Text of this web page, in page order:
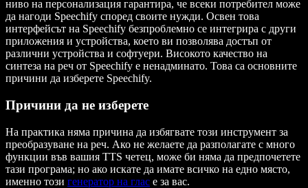
ниво на персонализация гарантира, че всеки потребител може
да нагоди Speechify според своите нужди. Освен това
интерфейсът на Speechify безпроблемно се интегрира с други
приложения и устройства, което ви позволява достъп от
различни устройства и софтуери. Високото качество на
синтеза на реч от Speechify е ненадминато. Това са основните
причини да изберете Speechify.
Причини да не изберете
На практика няма причина да избягвате този инструмент за
преобразуване на реч. Ако не желаете да разполагате с много
функции във вашия TTS четец, може би няма да предпочетете
тази програма; но ако искате да имате всичко на едно място,
именно този генератор на глас е за вас.